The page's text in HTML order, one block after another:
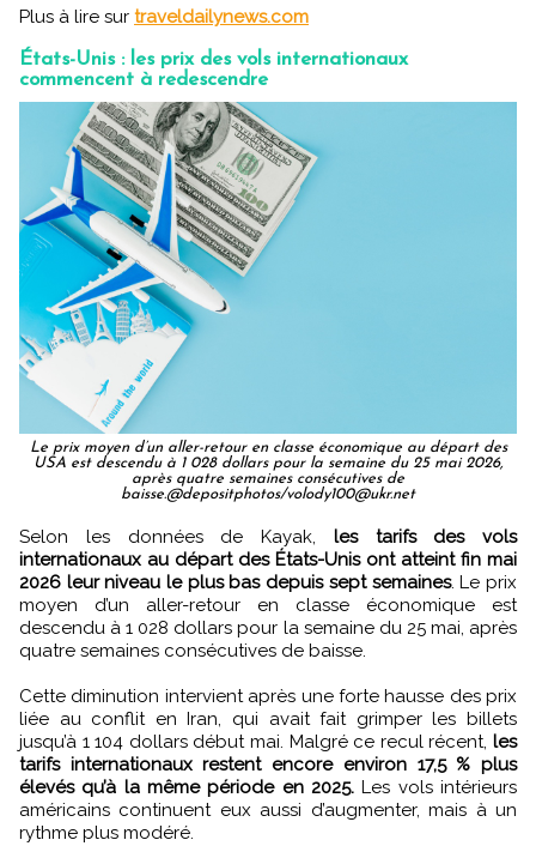
Plus à lire sur traveldailynews.com
États-Unis : les prix des vols internationaux
commencent à redescendre
Le prix moyen d’un aller-retour en classe économique au départ des
USA est descendu à 1 028 dollars pour la semaine du 25 mai 2026,
après quatre semaines consécutives de
baisse.@depositphotos/volody100@ukr.net
Selon les données de Kayak, les tarifs des vols
internationaux au départ des États-Unis ont atteint fin mai
2026 leur niveau le plus bas depuis sept semaines. Le prix
moyen d’un aller-retour en classe économique est
descendu à 1 028 dollars pour la semaine du 25 mai, après
quatre semaines consécutives de baisse.
Cette diminution intervient après une forte hausse des prix
liée au conflit en Iran, qui avait fait grimper les billets
jusqu’à 1 104 dollars début mai. Malgré ce recul récent, les
tarifs internationaux restent encore environ 17,5 % plus
élevés qu’à la même période en 2025.Les vols intérieurs
américains continuent eux aussi d’augmenter, mais à un
rythme plus modéré.